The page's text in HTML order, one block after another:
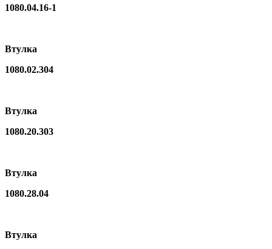
1080.04.16-1
Втулка
1080.02.304
Втулка
1080.20.303
Втулка
1080.28.04
Втулка